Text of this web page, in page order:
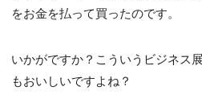
をお金を払って買ったのです。
いかがですか？こういうビジネス
もおいしいですよね？